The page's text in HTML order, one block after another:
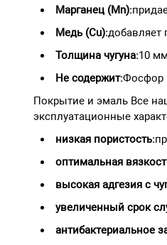
Марганец (Mn):
Медь (Cu):добавляет
Толщина чугуна:10 мм
Не содержит:Фосфор
Покрытие и эмаль Все
эксплуатационные
низкая пористость:
оптимальная
высокая адгезия с
увеличенный срок
антибактериальное